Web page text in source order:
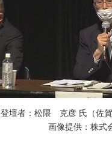
登壇者：松隈 克彦 氏（佐
画像提供：株